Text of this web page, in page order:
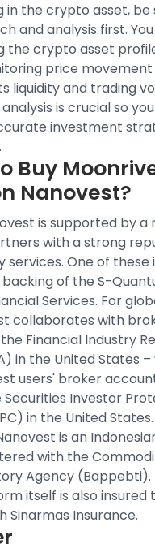
in the crypto asset, be
and analysis first.
the crypto asset
price
liquidity and trading
is crucial so
investment
Buy
Nanovest?
is supported by a
with a strong
services. One of these
of the S-
Services. For
collaborates with
Financial Industry
in the United States
users' broker
Securities Investor
in the United States.
is an
with the
Agency (Bappebti).
itself is also insured
Sinarmas Insurance.